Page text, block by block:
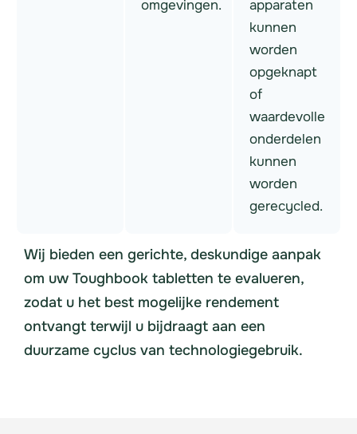
omgevingen.
apparaten
kunnen
worden
opgeknapt
of
waardevolle
onderdelen
kunnen
worden
gerecycled.
Wij bieden een gerichte, deskundige aanpak
om uw Toughbook tabletten te evalueren,
zodat u het best mogelijke rendement
ontvangt terwijl u bijdraagt aan een
duurzame cyclus van technologiegebruik.